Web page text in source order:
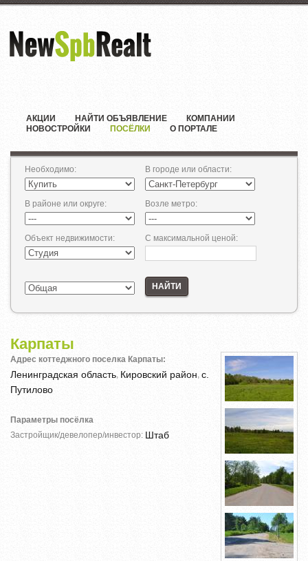
АКЦИИ НАЙТИ ОБЪЯВЛЕНИЕ
КОМПАНИИ
НОВОСТРОЙКИ
ПОСЁЛКИ О ПОРТАЛЕ
Необходимо: В городе или области:
В районе или округе: Возле метро:
Объект недвижимости: С максимальной ценой:
НАЙТИ
Карпаты
Адрес коттеджного поселка Карпаты:
Ленинградская область Кировский район с.
Путилово
Параметры посёлка
Застройщик/девелопер/инвестор: Штаб